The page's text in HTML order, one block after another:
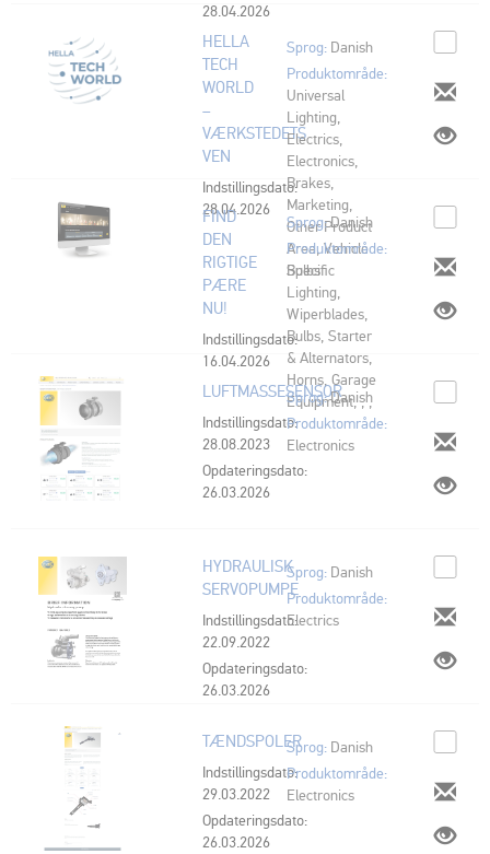
28.04.2026
HELLA
TECH
WORLD
–
VÆRKSTEDETS
VEN
Indstillingsdato:
28.04.2026
Sprog: Danish
Produktområde:
Universal
Lighting,
Electrics,
Electronics,
Brakes,
Marketing,
Other Product
Area, Vehicle
Specific
Lighting,
Wiperblades,
Bulbs, Starter
& Alternators,
Horns, Garage
Equipment, , ,
FIND
DEN
RIGTIGE
PÆRE
NU!
Indstillingsdato:
16.04.2026
Sprog:Danish
Produktområde:
Bulbs
LUFTMASSESENSOR
Indstillingsdato:
28.08.2023
Opdateringsdato:
26.03.2026
Sprog:Danish
Produktområde:
Electronics
HYDRAULISK
SERVOPUMPE
Indstillingsdato:
22.09.2022
Opdateringsdato:
26.03.2026
Sprog: Danish
Produktområde:
Electrics
TÆNDSPOLER
Indstillingsdato:
29.03.2022
Opdateringsdato:
26.03.2026
Sprog: Danish
Produktområde:
Electronics